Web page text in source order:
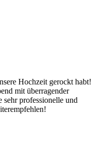
Hochzeit gerockt habt!
mit überragender
professionelle und